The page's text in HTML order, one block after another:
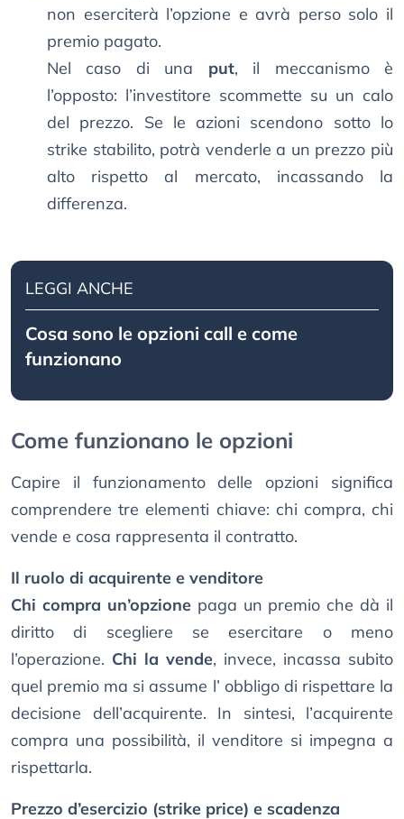
non eserciterà l’opzione e avrà perso solo il
premio pagato.
Nel caso di una put, il meccanismo è
l’opposto: l’investitore scommette su un calo
del prezzo. Se le azioni scendono sotto lo
strike stabilito, potrà venderle a un prezzo più
alto rispetto al mercato, incassando la
differenza.
LEGGI ANCHE
Cosa sono le opzioni call e come
funzionano
Come funzionano le opzioni
Capire il funzionamento delle opzioni significa
comprendere tre elementi chiave: chi compra, chi
vende e cosa rappresenta il contratto.
Il ruolo di acquirente e venditore
Chi compra un’opzionepaga un premio che dà il
diritto di scegliere se esercitare o meno
l’operazione. Chi la vende, invece, incassa subito
quel premio ma si assume l’ obbligo di rispettare la
decisione dell’acquirente. In sintesi, l’acquirente
compra una possibilità, il venditore si impegna a
rispettarla.
Prezzo d’esercizio (strike price) e scadenza